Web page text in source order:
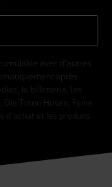
avec d'autres
après
la billetterie, les
Toten Hosen, Feine
d'achat et les produits